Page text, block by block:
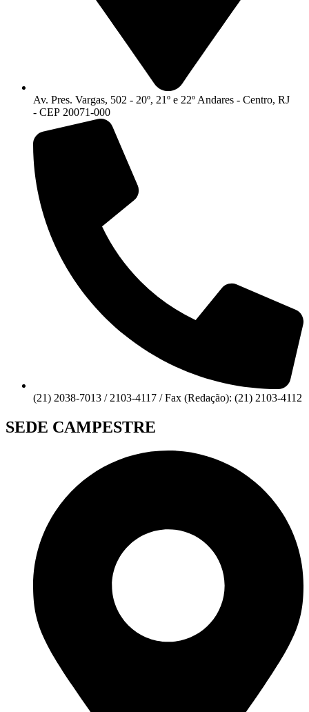
Av. Pres. Vargas, 502 - 20º, 21º e 22º Andares - Centro, RJ
- CEP 20071-000
(21) 2038-7013 / 2103-4117 / Fax (Redação): (21) 2103-4112
SEDE CAMPESTRE